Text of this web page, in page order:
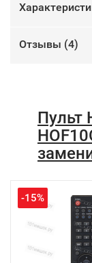
Отзывы (4)
Пульт
-15%